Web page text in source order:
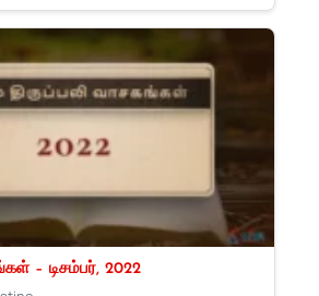
– டிசம்பர், 2022